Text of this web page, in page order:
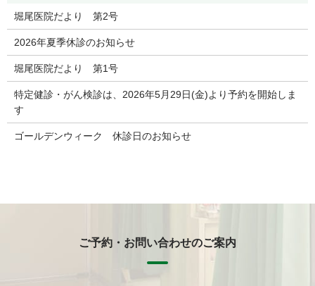
堀尾医院だより 第2号
2026年夏季休診のお知らせ
堀尾医院だより 第1号
特定健診・がん検診は、2026年5月29日(金)より予約を開始しま
す
ゴールデンウィーク 休診日のお知らせ
ご予約・お問い合わせのご案内